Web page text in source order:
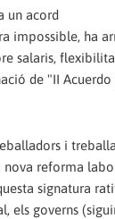
un acord
impossible, ha
salaris,
de "II
i
reforma
signatura
governs